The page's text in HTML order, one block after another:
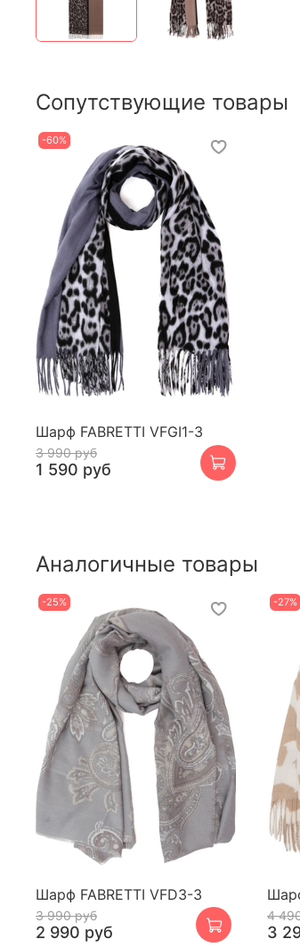
Сопутствующие товары
-60%
Шарф FABRETTI VFGI1-3
3 990 руб
1 590 руб
Аналогичные товары
-25%
Шарф FABRETTI VFD3-3
3 990 руб
2 990 руб
-27%
4
3